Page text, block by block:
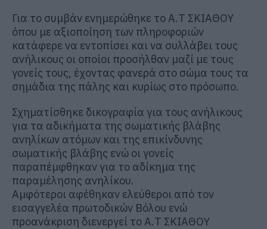
Για το συμβάν ενημερώθηκε το Α.Τ ΣΚΙΑΘΟΥ
όπου με αξιοποίηση των πληροφοριών
κατάφερε να εντοπίσει και να συλλάβει τους
ανήλικους οι οποίοι προσήλθαν μαζί με τους
γονείς τους, έχοντας φανερά στο σώμα τους τα
σημάδια της πάλης και κυρίως στο πρόσωπο.
Σχηματίσθηκε δικογραφία για τους ανήλικους
για τα αδικήματα της σωματικής βλάβης
ανηλίκων ατόμων και της επικίνδυνης
σωματικής βλάβης ενώ οι γονείς
παραπέμφθηκαν για το αδίκημα της
παραμέλησης ανηλίκου.
Αμφότεροι αφέθηκαν ελεύθεροι από τον
εισαγγελέα πρωτοδικών Βόλου ενώ
προανάκριση διενεργεί το Α.Τ ΣΚΙΑΘΟΥ